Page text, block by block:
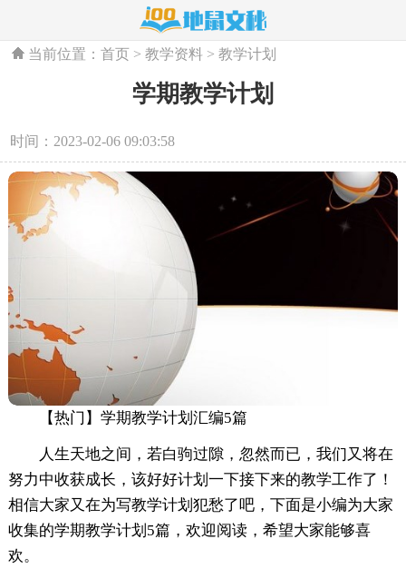
当前位置：首页 >教学资料 >教学计划
学期教学计划
时间：2023-02-06 09:03:58
【热门】学期教学计划汇编5篇
人生天地之间，若白驹过隙，忽然而已，我们又将在
努力中收获成长，该好好计划一下接下来的教学工作了！
相信大家又在为写教学计划犯愁了吧，下面是小编为大家
收集的学期教学计划5篇，欢迎阅读，希望大家能够喜
欢。